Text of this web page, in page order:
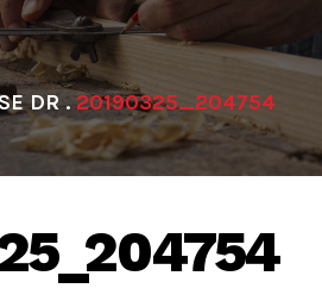
DR . 20190325_204754